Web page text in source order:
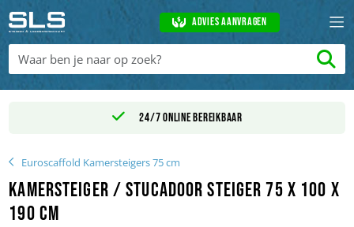
Advies aanvragen
24/7 online bereikbaar
Euroscaffold Kamersteigers 75 cm
Kamersteiger / Stucadoor steiger 75 x 100 x
190 cm